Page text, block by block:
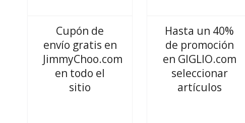
Cupón de
envío gratis en
JimmyChoo.com
en todo el
sitio
Hasta un 40%
de promoción
en GIGLIO.com
seleccionar
artículos